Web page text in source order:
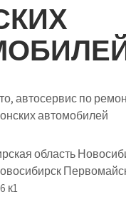
автосервис по
автомобилей
область
к1